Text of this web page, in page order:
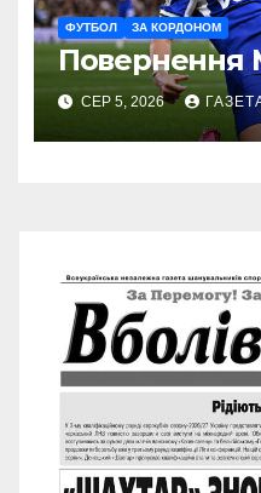
ФУТБОЛ ЗА КОРДОНОМ
Повернення
СЕР 5, 2026